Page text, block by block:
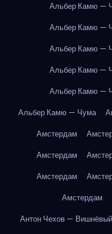
Альбер Камю —
Альбер Камю —
Альбер Камю —
Альбер Камю —
Альбер Камю —
Альбер Камю — Чума
Амстердам
Амстердам
Амстердам
Амстердам
Антон Чехов —